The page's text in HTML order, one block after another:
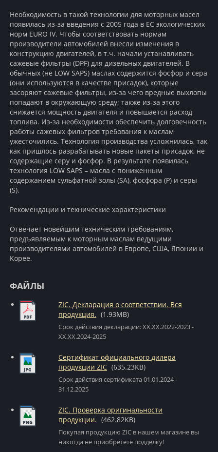
Необходимость в такой технологии для моторных масел
появилась из-за введения с 2005 года в ЕС экологических
норм EURO IV. Чтобы соответствовать нормам
производители автомобилей внесли изменения в
конструкцию двигателей, в т.ч. начали устанавливать
сажевые фильтры (DPF) для дизельных двигателей. В
обычных (не LOW SAPS) маслах содержится фосфор и сера
(они используются в качестве присадок), которые
засоряют сажевые фильтры, из-за чего вредные выхлопы
попадают в окружающую среду; также из-за этого
снижается мощность двигателя и повышается расход
топлива. Из-за необходимости обеспечить долговечность
работы сажевых фильтров требования к маслам
ужесточились. Технология производства усложнилась, так
как пришлось разрабатывать новые пакеты присадок, не
содержащие серу и фосфор. В результате появилась
технология LOW SAPS – масла с пониженным
содержанием сульфатной золы (SA), фосфора (P) и серы
(S).
Рекомендации и технические характеристики
Отвечает новейшим техническим требованиям,
предъявляемым к моторным маслам ведущими
производителями автомобилей в Европе, США, Японии и
Корее.
ФАЙЛЫ
ZIC. Декларация о соответствии. Вся
продукция. (1.93MB)
Срок действия декларации: XX.XX.2022-2023 -
XX.XX.2024-2025
Сертификат официального дилера
продукции ZIC (635.23KB)
Срок действия сертификата 01.01.2024 -
31.12.2025
ZIC. Проверка оригинальности
продукции. (462.82KB)
Покупая продукцию ZIC в нашем магазине вы
никогда не приобретете подделку!